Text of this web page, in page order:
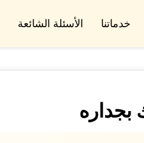
خدماتنا الأسئلة الشائعة
بجداره